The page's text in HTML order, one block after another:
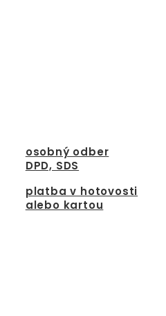
osobný odber
DPD, SDS
platba v hotovosti
alebo kartou